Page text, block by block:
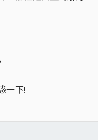
一下!